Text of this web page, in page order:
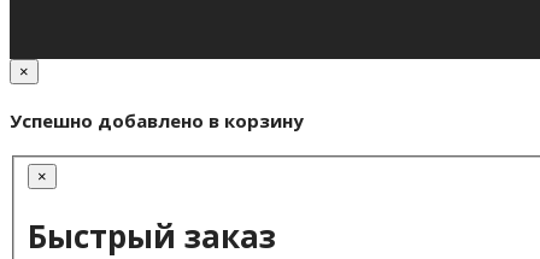
×
Успешно добавлено в корзину
×
Быстрый заказ